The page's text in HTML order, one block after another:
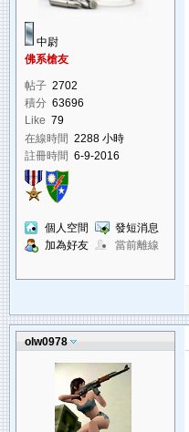
中尉
佛系槍友
帖子 2702
積分 63696
Like 79
在線時間 2288 小時
註冊時間 6-9-2016
個人空間
發短消息
加為好友
當前離線
olw0978